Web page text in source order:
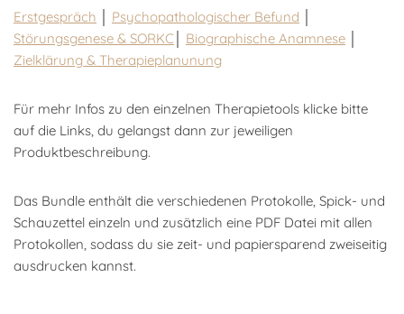
Erstgespräch Psychopathologischer Befund
Störungsgenese & SORKC
Biographische Anamnese
Zielklärung & Therapieplanunung
Für mehr Infos zu den einzelnen Therapietools klicke bitte
auf die Links, du gelangst dann zur jeweiligen
Produktbeschreibung.
Das Bundle enthält die verschiedenen Protokolle, Spick- und
Schauzettel einzeln und zusätzlich eine PDF Datei mit allen
Protokollen, sodass du sie zeit- und papiersparend zweiseitig
ausdrucken kannst.